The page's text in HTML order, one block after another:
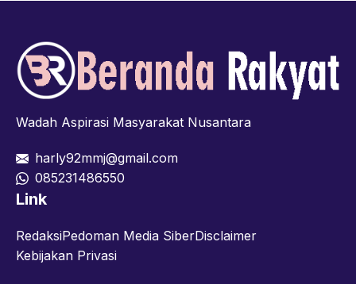
Wadah Aspirasi Masyarakat Nusantara
harly92mmj@gmail.com
085231486550
Link
RedaksiPedoman Media SiberDisclaimer
Kebijakan Privasi